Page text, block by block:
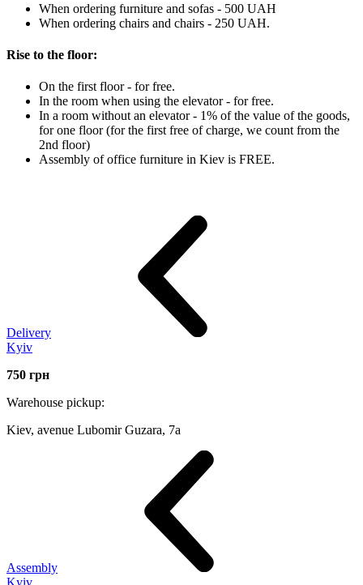
When ordering furniture and sofas - 500 UAH
When ordering chairs and chairs - 250 UAH.
Rise to the floor:
On the first floor - for free.
In the room when using the elevator - for free.
In a room without an elevator - 1% of the value of the goods,
for one floor (for the first free of charge, we count from the
2nd floor)
Assembly of office furniture in Kiev is FREE.
Delivery
Kyiv
750 грн
Warehouse pickup:
Kiev, avenue Lubomir Guzara, 7а
Assembly
Kyiv